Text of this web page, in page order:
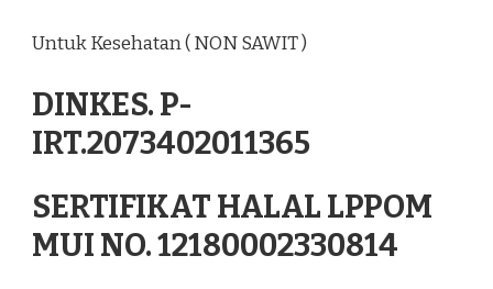
Untuk Kesehatan ( NON SAWIT )
DINKES. P-
IRT.2073402011365
SERTIFIKAT HALAL LPPOM
MUI NO. 12180002330814